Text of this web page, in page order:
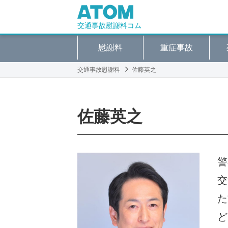
交通事故慰謝料コム
慰謝料 重症事故
交通事故慰謝料 佐藤英之
佐藤英之